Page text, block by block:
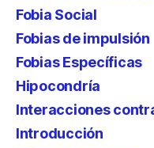
Fobia Social
Fobias de impulsión
Fobias Específicas
Hipocondría
Interacciones
Introducción